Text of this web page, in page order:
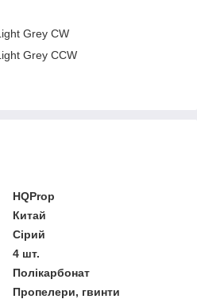
Grey CW
Grey CСW
HQProp
Китай
Сірий
4 шт.
Полікарбонат
Пропелери, гвинти